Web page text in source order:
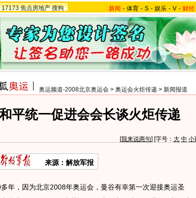
17173 焦点房地产 搜狗 新闻 - 体育 - S - 娱乐 - V - 财经
奥运频道-2008北京奥运会 > 奥运会火炬传递 > 新闻报道
平统一促进会会长谈火炬传递
[我来说两句] [字号： 大 中 小]
来源：解放军报
，因为北京2008年奥运会，曼谷有幸第一次迎接奥运圣